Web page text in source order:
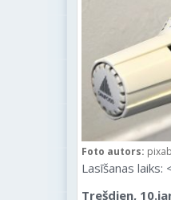
Foto autors:
Lasīšanas laiks:
Trešdien,